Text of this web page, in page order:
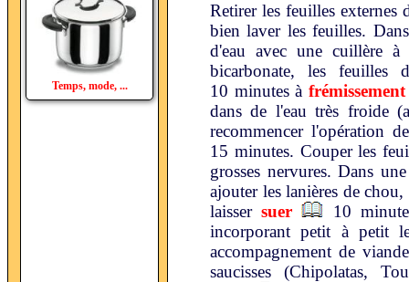
Temps, mode, ...
Retirer les feuilles externes
bien laver les feuilles.
d'eau avec une cuillère
bicarbonate, les
10 minutes à frémissement
dans de l'eau très froide
recommencer l'opération
15 minutes. Couper les
grosses nervures. Dans
ajouter les lanières de
laissersuer
10
incorporant petit à petit
accompagnement de
saucisses (Chipolatas,